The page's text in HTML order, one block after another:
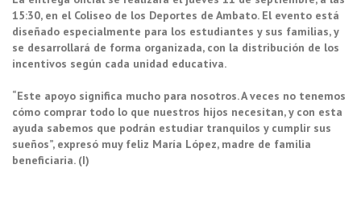
15:30, en el Coliseo de los Deportes de Ambato. El evento está
diseñado especialmente para los estudiantes y sus familias, y
se desarrollará de forma organizada, con la distribución de los
incentivos según cada unidad educativa.
“Este apoyo significa mucho para nosotros. A veces no tenemos
cómo comprar todo lo que nuestros hijos necesitan, y con esta
ayuda sabemos que podrán estudiar tranquilos y cumplir sus
sueños”, expresó muy feliz María López, madre de familia
beneficiaria. (I)